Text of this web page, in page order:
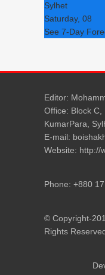
Sylhet
Saturday, 08
See 7-Day
Editor:
Office: Block
KumarPara,
E-mail:
Website: http://
Phone: +880
© Copyright-
Rights